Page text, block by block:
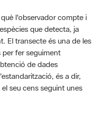
l'observador compte i
que detecta, ja
El transecte és una de les
fer seguiment
de dades
és a dir,
seu cens seguint unes